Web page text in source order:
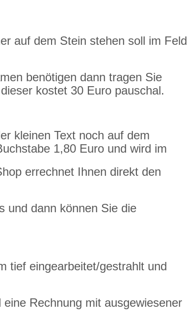
auf dem Stein stehen soll im Feld
benötigen dann tragen Sie
kostet 30 Euro pauschal.
kleinen Text noch auf dem
1,80 Euro und wird im
errechnet Ihnen direkt den
und dann können Sie die
tief eingearbeitet/gestrahlt und
Rechnung mit ausgewiesener